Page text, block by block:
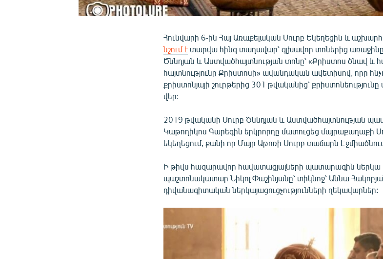
Հունվարի 6-ին Հայ Առաքելական Սուրբ Եկեղեցին և
նշում էտարվա հինգ տաղավար՝ գլխավոր տոներից
Ծննդյան և Աստվածհայտնության տոնը՝ «Քրիստոս ծնավ և
հայտնությունը Քրիստոսի» ավանդական ավետիսով, որը
քրիստոնյայի շուրթերից 301 թվականից՝
վեր:
2019 թվականի Սուրբ Ծննդյան և Աստվածհայտնության
Կաթողիկոս Գարեգին երկրորդը մատուցեց մայրաքաղաքի
եկեղեցում, քանի որ Մայր Աթոռի Սուրբ տաճարն
Ի թիվս հազարավոր հավատացյալների պատարագին
պաշտոնակատար Նիկոլ Փաշինյանը՝ տիկնոջ՝ Աննա
դիվանագիտական ներկայացուցչությունների ղեկավարներ: